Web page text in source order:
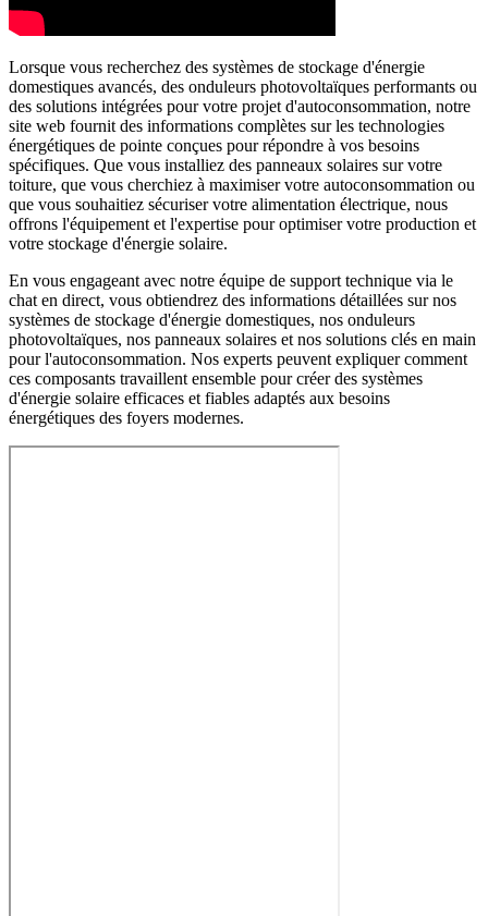
Lorsque vous recherchez des systèmes de stockage d'énergie
domestiques avancés, des onduleurs photovoltaïques performants ou
des solutions intégrées pour votre projet d'autoconsommation, notre
site web fournit des informations complètes sur les technologies
énergétiques de pointe conçues pour répondre à vos besoins
spécifiques. Que vous installiez des panneaux solaires sur votre
toiture, que vous cherchiez à maximiser votre autoconsommation ou
que vous souhaitiez sécuriser votre alimentation électrique, nous
offrons l'équipement et l'expertise pour optimiser votre production et
votre stockage d'énergie solaire.
En vous engageant avec notre équipe de support technique via le
chat en direct, vous obtiendrez des informations détaillées sur nos
systèmes de stockage d'énergie domestiques, nos onduleurs
photovoltaïques, nos panneaux solaires et nos solutions clés en main
pour l'autoconsommation. Nos experts peuvent expliquer comment
ces composants travaillent ensemble pour créer des systèmes
d'énergie solaire efficaces et fiables adaptés aux besoins
énergétiques des foyers modernes.